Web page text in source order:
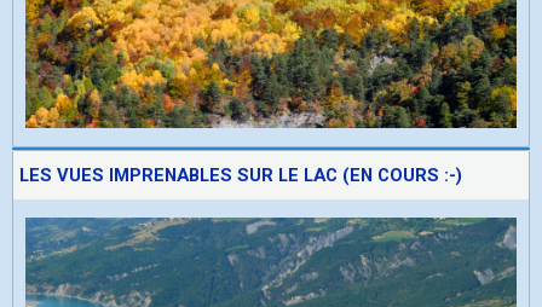
LES VUES IMPRENABLES SUR LE LAC (EN COURS :-)